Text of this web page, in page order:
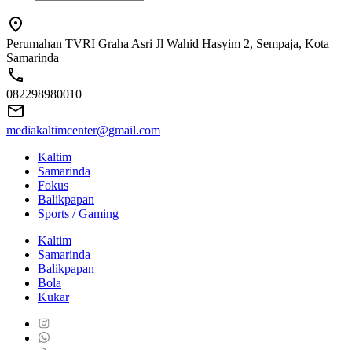
Perumahan TVRI Graha Asri Jl Wahid Hasyim 2, Sempaja, Kota
Samarinda
082298980010
mediakaltimcenter@gmail.com
Kaltim
Samarinda
Fokus
Balikpapan
Sports / Gaming
Kaltim
Samarinda
Balikpapan
Bola
Kukar